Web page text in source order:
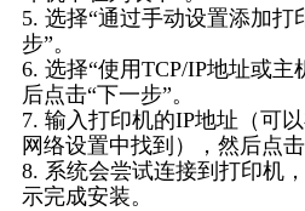
5. 选择“通过手动设置添加打
步”。
6. 选择“使用TCP/IP地址或主
后点击“下一步”。
7. 输入打印机的IP地址（可
网络设置中找到），然后点击
8. 系统会尝试连接到打印机
示完成安装。